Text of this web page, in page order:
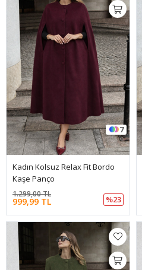
7
Kadın Kolsuz Relax Fit Bordo
Kaşe Panço
999,99 TL
1.299,00 TL
%23